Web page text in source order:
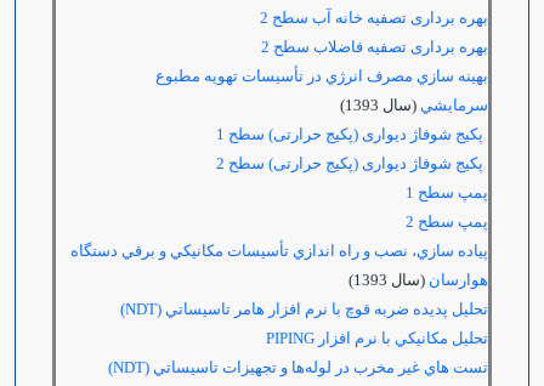
بهره برداری تصفیه خانه آب سطح 2
بهره برداری تصفیه فاضلاب سطح 2
بهينه سازي مصرف انرژي در تأسيسات تهويه مطبوع
سرمايشي (سال 1393)
پکیج شوفاژ دیواری (پکیج حرارتی) سطح 1
پکیج شوفاژ دیواری (پکیج حرارتی) سطح 2
پمپ سطح 1
پمپ سطح 2
پياده سازي،‌ نصب و راه اندازي تأسيسات مكانيكي و برقي دستگاه
هوارسان (سال 1393)
تحلیل پدیده ضربه قوچ با نرم افزار هامر تاسيساتي (NDT)
تحليل مکانيکي با نرم افزار PIPING
تست هاي غير مخرب در لوله‌ها و تجهيزات تاسيساتي (NDT)